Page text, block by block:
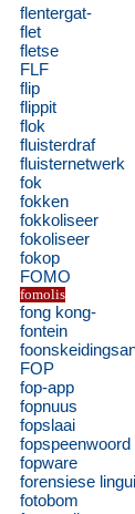
flentergat-
flet
fletse
FLF
flip
flippit
flok
fluisterdraf
fluisternetwerk
fok
fokken
fokkoliseer
fokoliseer
fokop
FOMO
fomolis
fong kong-
fontein
FOP
fop-app
fopnuus
fopslaai
fopspeenwoord
fopware
forensiese
fotobom